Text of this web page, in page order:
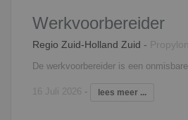
Werkvoorbereider
Regio Zuid-Holland Zuid - Propylon
16 Juli 2026 - lees meer ...